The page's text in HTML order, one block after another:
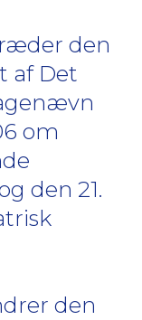
den
af Det
om
den 21.
den